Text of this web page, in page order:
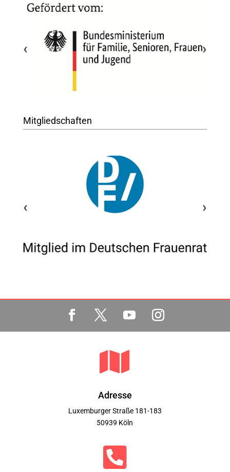
‹ ›
Mitgliedschaften
‹ ›

Adresse
Luxemburger Straße 181-183
50939 Köln
